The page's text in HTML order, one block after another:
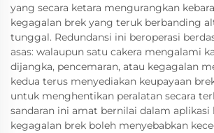
yang secara ketara mengurangkan
kegagalan brek yang teruk berbanding
tunggal. Redundansi ini beroperasi
asas: walaupun satu cakera mengalami
dijangka, pencemaran, atau kegagalan
kedua terus menyediakan keupayaan
untuk menghentikan peralatan secara
sandaran ini amat bernilai dalam
kegagalan brek boleh menyebabkan